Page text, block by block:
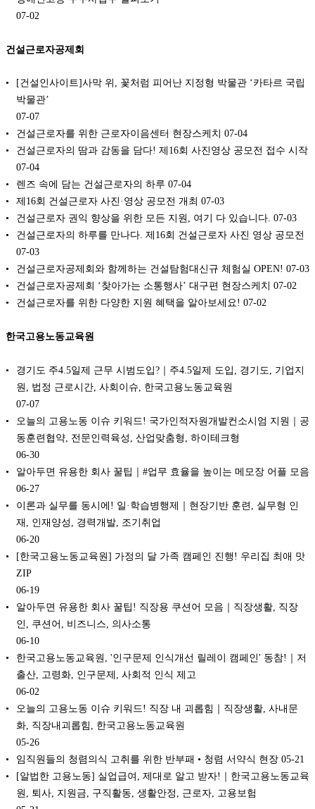
07-02
건설근로자공제회
[건설인사이트]사막 위, 꽃처럼 피어난 지정형 박물관 ‘카타르 국립
박물관’
07-07
건설근로자를 위한 근로자이음센터 현장스케치 07-04
건설근로자의 땀과 감동을 담다! 제16회 사진영상 공모전 접수 시작
07-04
렌즈 속에 담는 건설근로자의 하루 07-04
제16회 건설근로자 사진·영상 공모전 개최 07-03
건설근로자 권익 향상을 위한 모든 지원, 여기 다 있습니다. 07-03
건설근로자의 하루를 만나다. 제16회 건설근로자 사진 영상 공모전
07-03
건설근로자공제회와 함께하는 건설탐험대신규 체험실 OPEN! 07-03
건설근로자공제회 ‘찾아가는 소통행사’ 대구편 현장스케치 07-02
건설근로자를 위한 다양한 지원 혜택을 알아보세요! 07-02
한국고용노동교육원
경기도 주4.5일제 근무 시범도입?｜주4.5일제 도입, 경기도, 기업지
원, 법정 근로시간, 사회이슈, 한국고용노동교육원
07-07
오늘의 고용노동 이슈 키워드! 국가인적자원개발컨소시엄 지원｜공
동훈련협약, 전문인력육성, 산업맞춤형, 하이테크형
06-30
알아두면 유용한 회사 꿀팁｜#업무 효율을 높이는 메모장 어플 모음
06-27
이론과 실무를 동시에! 일·학습병행제｜현장기반 훈련, 실무형 인
재, 인재양성, 경력개발, 조기취업
06-20
[한국고용노동교육원] 가정의 달 가족 캠페인 진행! 우리집 최애 맛
ZIP
06-19
알아두면 유용한 회사 꿀팁! 직장용 쿠션어 모음｜직장생활, 직장
인, 쿠션어, 비즈니스, 의사소통
06-10
한국고용노동교육원, '인구문제 인식개선 릴레이 캠페인' 동참!｜저
출산, 고령화, 인구문제, 사회적 인식 제고
06-02
오늘의 고용노동 이슈 키워드! 직장 내 괴롭힘｜직장생활, 사내문
화, 직장내괴롭힘, 한국고용노동교육원
05-26
임직원들의 청렴의식 고취를 위한 반부패 • 청렴 서약식 현장 05-21
[알법한 고용노동] 실업급여, 제대로 알고 받자!｜한국고용노동교육
원, 퇴사, 지원금, 구직활동, 생활안정, 근로자, 고용보험